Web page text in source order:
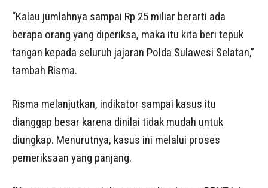
“Kalau jumlahnya sampai Rp 25 miliar berarti ada
berapa orang yang diperiksa, maka itu kita beri tepuk
tangan kepada seluruh jajaran Polda Sulawesi Selatan,”
tambah Risma.
Risma melanjutkan, indikator sampai kasus itu
dianggap besar karena dinilai tidak mudah untuk
diungkap. Menurutnya, kasus ini melalui proses
pemeriksaan yang panjang.